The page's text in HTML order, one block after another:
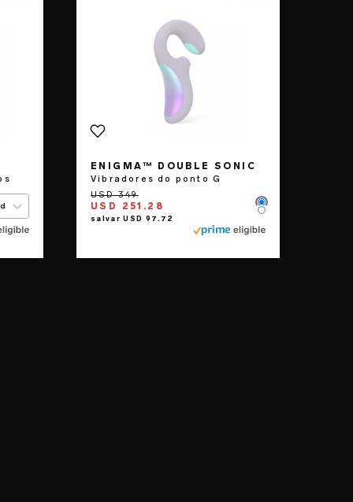
ENIGMA™ DOUBLE SONIC
Vibradores do ponto G
USD 251.28 Color
Color